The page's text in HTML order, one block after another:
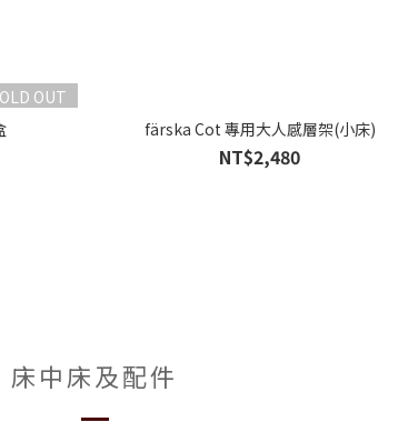
OUT
färska Cot 專用大人感層架(小床)
NT$2,480
床中床及配件